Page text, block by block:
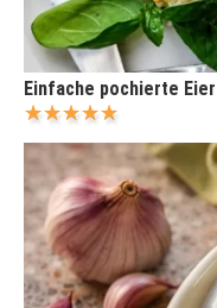
Einfache pochierte Eier